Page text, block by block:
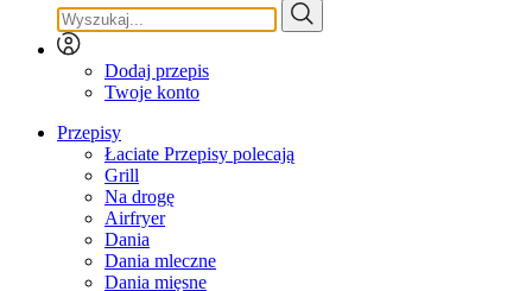
Dodaj przepis
Twoje konto
Przepisy
Łaciate Przepisy polecają
Grill
Na drogę
Airfryer
Dania
Dania mleczne
Dania mięsne